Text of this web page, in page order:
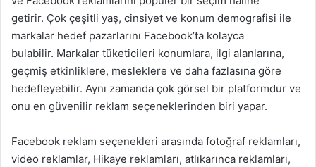
getirir. Çok çeşitli yaş, cinsiyet ve konum demografisi ile
markalar hedef pazarlarını Facebook’ta kolayca
bulabilir. Markalar tüketicileri konumlara, ilgi alanlarına,
geçmiş etkinliklere, mesleklere ve daha fazlasına göre
hedefleyebilir. Aynı zamanda çok görsel bir platformdur ve
onu en güvenilir reklam seçeneklerinden biri yapar.
Facebook reklam seçenekleri arasında fotoğraf reklamları,
video reklamlar, Hikaye reklamları, atlıkarınca reklamları,